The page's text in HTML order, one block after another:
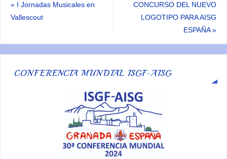
« I Jornadas Musicales en
Vallescout
CONCURSO DEL NUEVO
LOGOTIPO PARA AISG
ESPAÑA»
CONFERENCIA MUNDIAL ISGF-AISG